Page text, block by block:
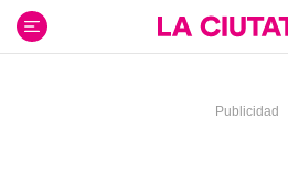
contenido